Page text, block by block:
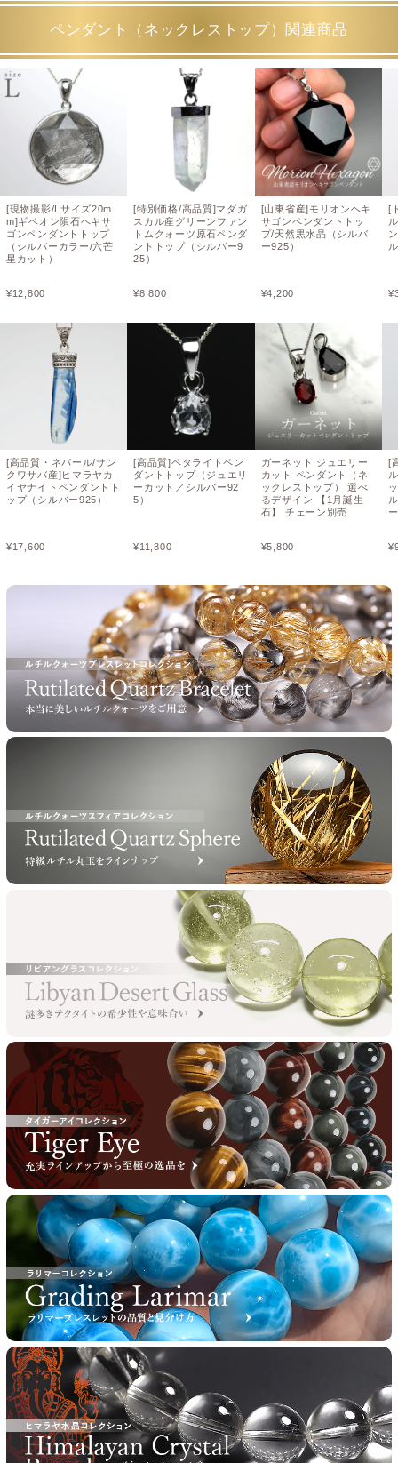
ペンダント（ネックレストップ）関連商品
[現物撮影/Lサイズ20m
m]ギベオン隕石ヘキサ
ゴンペンダントトップ
（シルバーカラー/六芒
星カット）
¥12,800
[高品質・ネパール/サン
クワサバ産]ヒマラヤカ
イヤナイトペンダントト
ップ（シルバー925）
¥17,600
[特別価格/高品質]マダガ
スカル産グリーンファン
トムクォーツ原石ペンダ
ントトップ（シルバー9
25）
¥8,800
[高品質]ペタライトペン
ダントトップ（ジュエリ
ーカット／シルバー92
5）
¥11,800
[山東省産]モリオンヘキ
サゴンペンダントトッ
プ/天然黒水晶（シルバ
ー925）
¥4,200
ガーネット ジュエリー
カット ペンダント（ネ
ックレストップ） 選べ
るデザイン 【1月誕生
石】 チェーン別売
¥5,800
[
¥
[
¥